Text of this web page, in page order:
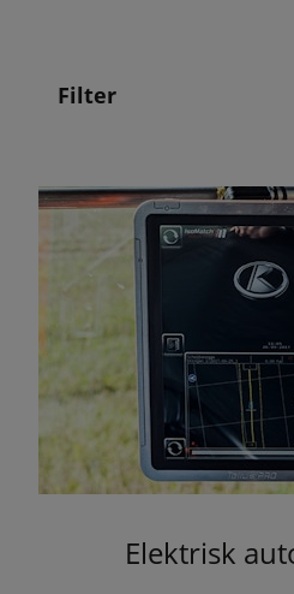
Filter
Elektrisk